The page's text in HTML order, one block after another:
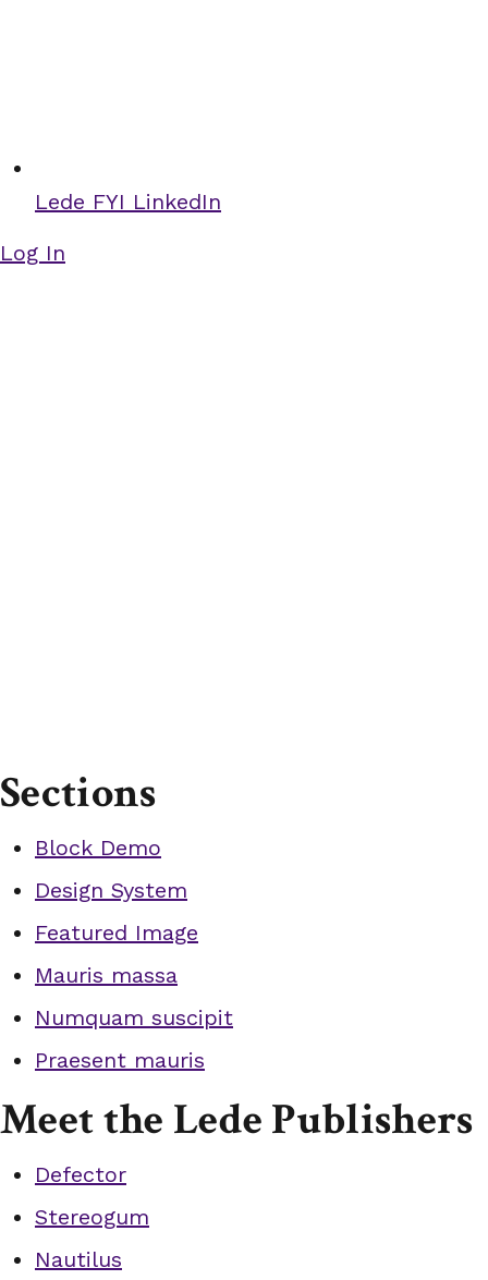
Lede FYI LinkedIn
Log In
Sections
Block Demo
Design System
Featured Image
Mauris massa
Numquam suscipit
Praesent mauris
Meet the Lede Publishers
Defector
Stereogum
Nautilus